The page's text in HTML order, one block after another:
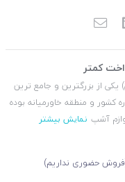
کمتر
یکی از بزرگترین و جامع ترین
کشور و منطقه خاورمیانه بوده
آشپ نمایش بیشتر
حضوری نداریم)